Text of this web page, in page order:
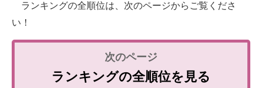
ランキングの全順位は、次のページからご覧くださ
い！
ランキングの全順位を見る